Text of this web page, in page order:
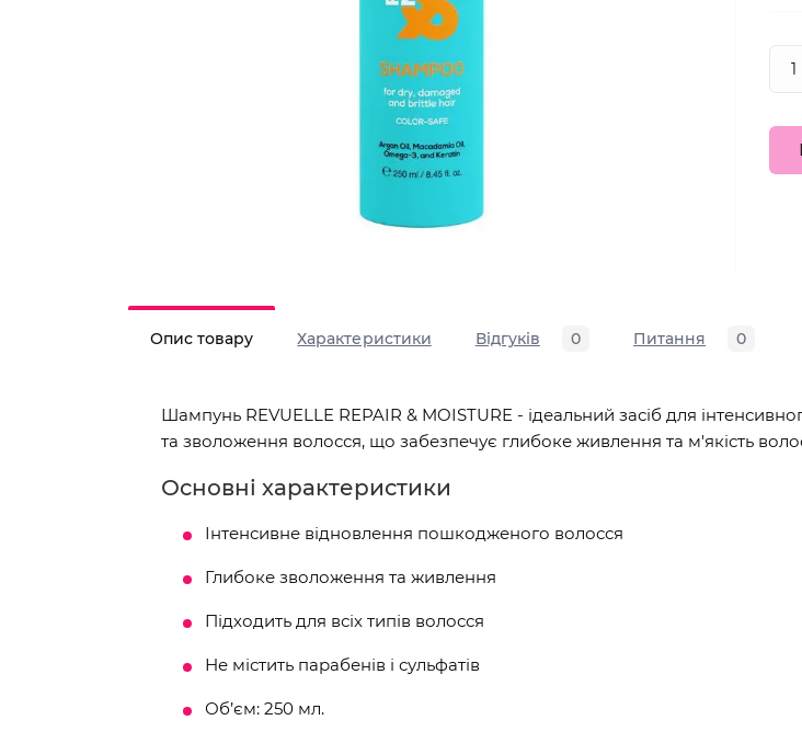
Опис товару Характеристики Відгуків 0 Питання 0
Шампунь REVUELLE REPAIR & MOISTURE - ідеальний засіб для
та зволоження волосся, що забезпечує глибоке живлення та м'якість
Основні характеристики
Інтенсивне відновлення пошкодженого волосся
Глибоке зволоження та живлення
Підходить для всіх типів волосся
Не містить парабенів і сульфатів
Об’єм: 250 мл.